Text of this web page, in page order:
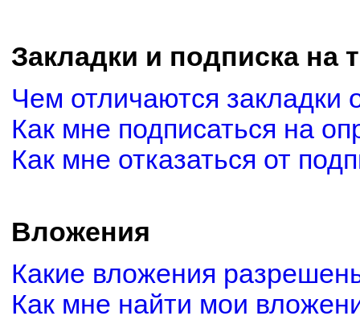
Закладки и подписка на
Чем отличаются закладки
Как мне подписаться на
Как мне отказаться от
Вложения
Какие вложения
Как мне найти мои